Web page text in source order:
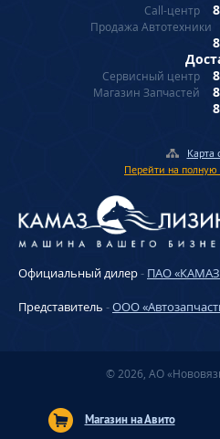
Call-центр
Продажа Автотехники
Сервисный центр
Магазин Запчастей
Карта
Перейти на полную
Официальный дилер- ПАО
Представитель -ООО
© 2026, АО
Магазин на Авито